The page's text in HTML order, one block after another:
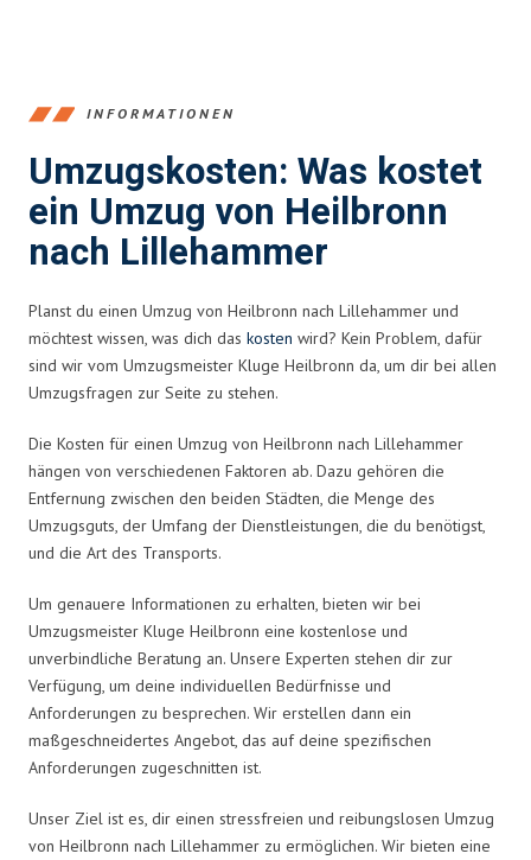
INFORMATIONEN
Umzugskosten: Was kostet
ein Umzug von Heilbronn
nach Lillehammer
Planst du einen Umzug von Heilbronn nach Lillehammer und
möchtest wissen, was dich das kosten wird? Kein Problem, dafür
sind wir vom Umzugsmeister Kluge Heilbronn da, um dir bei allen
Umzugsfragen zur Seite zu stehen.
Die Kosten für einen Umzug von Heilbronn nach Lillehammer
hängen von verschiedenen Faktoren ab. Dazu gehören die
Entfernung zwischen den beiden Städten, die Menge des
Umzugsguts, der Umfang der Dienstleistungen, die du benötigst,
und die Art des Transports.
Um genauere Informationen zu erhalten, bieten wir bei
Umzugsmeister Kluge Heilbronn eine kostenlose und
unverbindliche Beratung an. Unsere Experten stehen dir zur
Verfügung, um deine individuellen Bedürfnisse und
Anforderungen zu besprechen. Wir erstellen dann ein
maßgeschneidertes Angebot, das auf deine spezifischen
Anforderungen zugeschnitten ist.
Unser Ziel ist es, dir einen stressfreien und reibungslosen Umzug
von Heilbronn nach Lillehammer zu ermöglichen. Wir bieten eine